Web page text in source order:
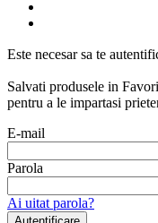
Este necesar sa te
Salvati produsele in
pentru a le impartasi
E-mail
Parola
Ai uitat parola?